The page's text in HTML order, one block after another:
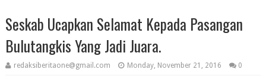
Seskab Ucapkan Selamat Kepada Pasangan
Bulutangkis Yang Jadi Juara.
redaksiberitaone@gmail.com Monday, November 21, 2016 0